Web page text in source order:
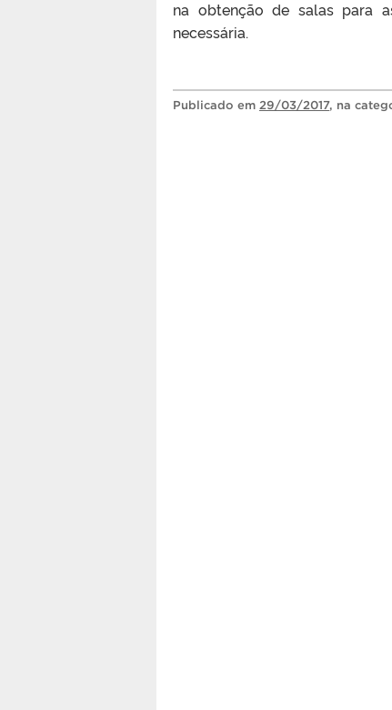
na obtenção de salas para
necessária.
Publicado em 29/03/2017, na